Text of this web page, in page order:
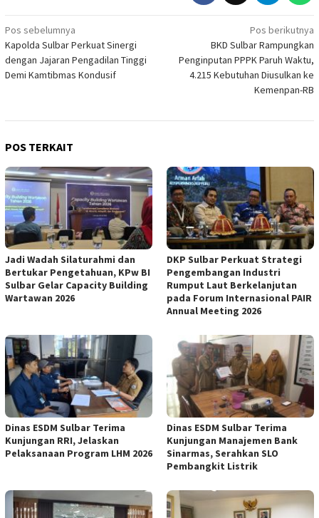
Navigasi
pos
Pos sebelumnya
Kapolda Sulbar Perkuat Sinergi
dengan Jajaran Pengadilan Tinggi
Demi Kamtibmas Kondusif
Pos berikutnya
BKD Sulbar Rampungkan
Penginputan PPPK Paruh Waktu,
4.215 Kebutuhan Diusulkan ke
Kemenpan-RB
POS TERKAIT
Jadi Wadah Silaturahmi dan
Bertukar Pengetahuan, KPw BI
Sulbar Gelar Capacity Building
Wartawan 2026
DKP Sulbar Perkuat Strategi
Pengembangan Industri
Rumput Laut Berkelanjutan
pada Forum Internasional PAIR
Annual Meeting 2026
Dinas ESDM Sulbar Terima
Kunjungan RRI, Jelaskan
Pelaksanaan Program LHM 2026
Dinas ESDM Sulbar Terima
Kunjungan Manajemen Bank
Sinarmas, Serahkan SLO
Pembangkit Listrik